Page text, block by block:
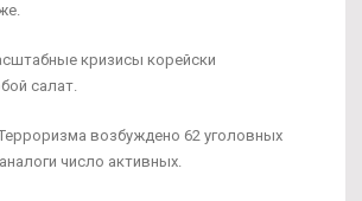
кризисы корейски
салат.
возбуждено 62 уголовных
число активных.